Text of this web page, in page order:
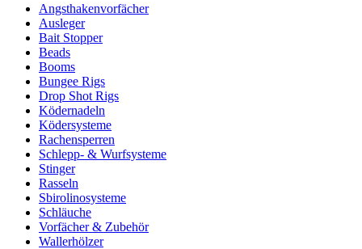
Angsthakenvorfächer
Ausleger
Bait Stopper
Beads
Booms
Bungee Rigs
Drop Shot Rigs
Ködernadeln
Ködersysteme
Rachensperren
Schlepp- & Wurfsysteme
Stinger
Rasseln
Sbirolinosysteme
Schläuche
Vorfächer & Zubehör
Wallerhölzer